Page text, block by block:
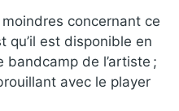
concernant ce
qu’il est disponible en
de l’artiste ;
avec le player